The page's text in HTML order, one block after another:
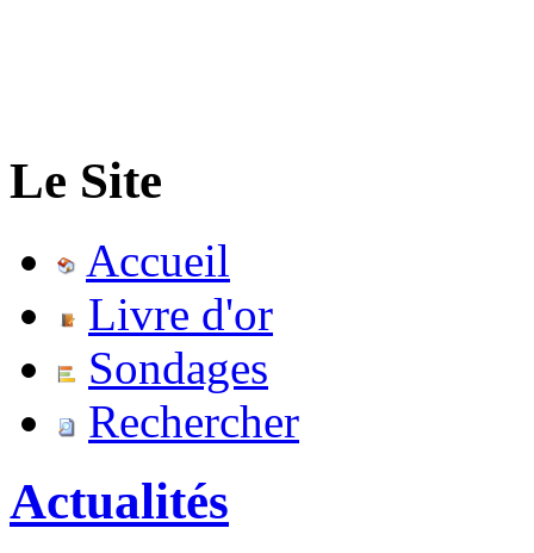
Le Site
Accueil
Livre d'or
Sondages
Rechercher
Actualités